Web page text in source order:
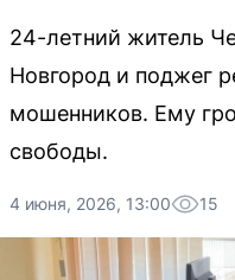
24-летний житель
Новгород и поджег
мошенников. Ему
свободы.
4 июня, 2026, 13:00 15